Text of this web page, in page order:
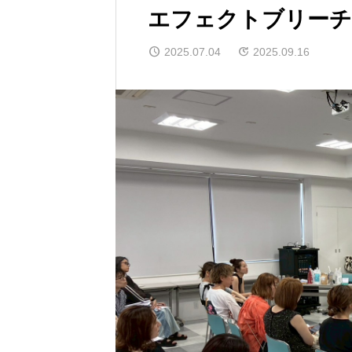
エフェクトブリー
2025.07.04 2025.09.16